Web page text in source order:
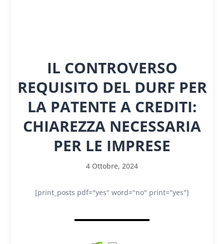
IL CONTROVERSO
REQUISITO DEL DURF PER
LA PATENTE A CREDITI:
CHIAREZZA NECESSARIA
PER LE IMPRESE
4 Ottobre, 2024
[print_posts pdf="yes" word="no" print="yes"]